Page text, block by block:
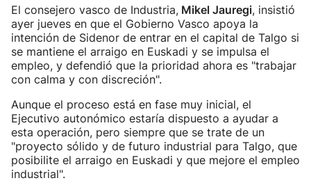
El consejero vasco de Industria, Mikel Jauregi, insistió
ayer jueves en que el Gobierno Vasco apoya la
intención de Sidenor de entrar en el capital de Talgo si
se mantiene el arraigo en Euskadi y se impulsa el
empleo, y defendió que la prioridad ahora es "trabajar
con calma y con discreción".
Aunque el proceso está en fase muy inicial, el
Ejecutivo autonómico estaría dispuesto a ayudar a
esta operación, pero siempre que se trate de un
"proyecto sólido y de futuro industrial para Talgo, que
posibilite el arraigo en Euskadi y que mejore el empleo
industrial".